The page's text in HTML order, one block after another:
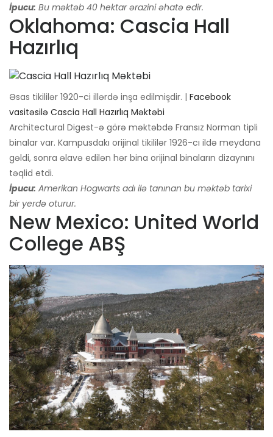
İpucu: Bu məktəb 40 hektar ərazini əhatə edir.
Oklahoma: Cascia Hall
Hazırlıq
Əsas tikililər 1920-ci illərdə inşa edilmişdir. | Facebook
vasitəsilə Cascia Hall Hazırlıq Məktəbi
Architectural Digest-ə görə məktəbdə Fransız Norman tipli
binalar var. Kampusdakı orijinal tikililər 1926-cı ildə meydana
gəldi, sonra əlavə edilən hər bina orijinal binaların dizaynını
təqlid etdi.
İpucu: Amerikan Hogwarts adı ilə tanınan bu məktəb tarixi
bir yerdə oturur.
New Mexico: United World
College ABŞ